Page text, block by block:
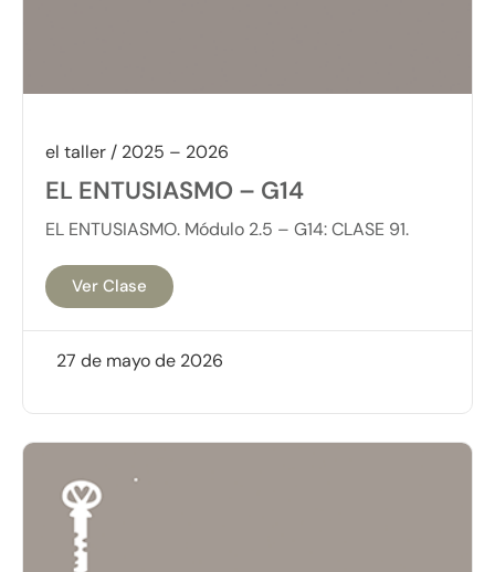
el taller / 2025 – 2026
EL ENTUSIASMO – G14
EL ENTUSIASMO. Módulo 2.5 – G14: CLASE 91.
Ver Clase
27 de mayo de 2026